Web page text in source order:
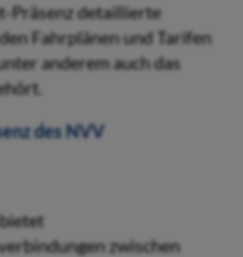
Präsenz detaillierte
Fahrplänen und Tarifen
anderem auch das
des NVV
zwischen